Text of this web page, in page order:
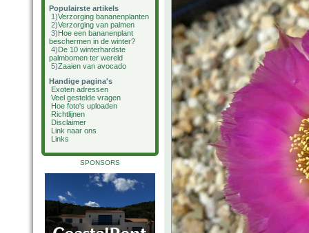
Populairste artikels
1)Verzorging bananenplanten
2)Verzorging van palmen
3)Hoe een bananenplant
beschermen in de winter?
4)De 10 winterhardste
palmbomen ter wereld
5)Zaaien van avocado
Handige pagina's
Exoten adressen
Veel gestelde vragen
Hoe foto's uploaden
Richtlijnen
Disclaimer
Link naar ons
Links
SPONSORS